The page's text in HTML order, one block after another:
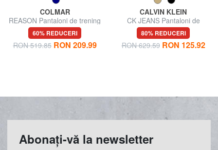
COLMAR
REASON Pantaloni de trening
tehnici
60% REDUCERI
RON 519.85 RON 209.99
CALVIN KLEIN
CK JEANS Pantaloni de
trening
80% REDUCERI
RON 629.59 RON 125.92
Abonați-vă la newsletter